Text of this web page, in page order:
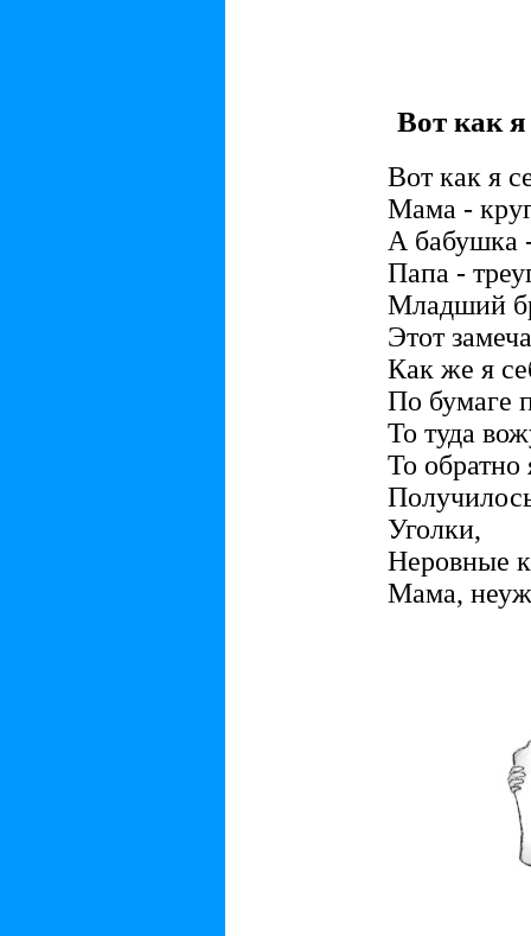
Вот как
Вот как я
Мама -
А бабушка
Папа -
Младший
Этот
Как же я
По бумаге
То туда
То обратно
Уголки,
Неровные
Мама,